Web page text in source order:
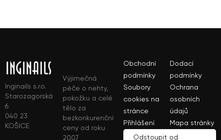
Inginails s.r.o.
Starozagorská
6
040 23
KOŠICE
Výjimečná
péče o nehty,
pokožku a celé
tělo za
bezkonkurenční
ceny od roku
2007
Obchodní
podmínky
Dodací
podmínky
Soubory
cookies na
stránce
Ochrana
osobních
údajů
Přihlášení
Mapa stránky
Odstoupit od